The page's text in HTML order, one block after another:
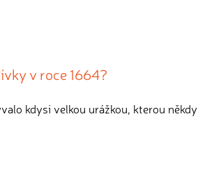
v roce 1664?
kdysi velkou urážkou, kterou někdy